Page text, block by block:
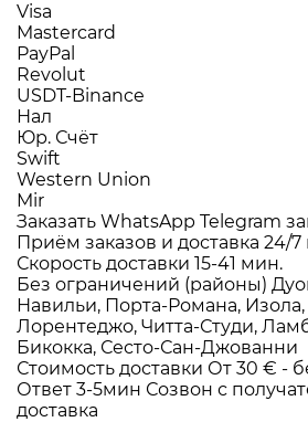
Visa
Mastercard
PayPal
Revolut
USDT-Binance
Нал
Юр. Счёт
Swift
Western Union
Mir
Заказать WhatsApp Telegram
Приём заказов и доставка 24/7
Скорость доставки 15-41 мин.
Без ограничений (районы)
Навильи, Порта-Романа,
Лорентеджо, Читта-Студи,
Бикокка, Сесто-Сан-Джованни
Стоимость доставки От 30 € -
Ответ 3-5мин Созвон с
доставка